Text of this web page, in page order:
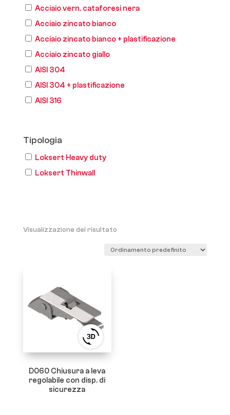
Acciaio vern. cataforesi nera
Acciaio zincato bianco
Acciaio zincato bianco + plastificazione
Acciaio zincato giallo
AISI 304
AISI 304 + plastificazione
AISI 316
Tipologia
Loksert Heavy duty
Loksert Thinwall
Visualizzazione del risultato
View
3D
product
D060 Chiusura a leva
regolabile con disp. di
sicurezza